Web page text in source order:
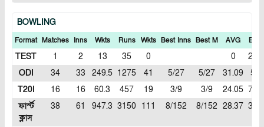
BOWLING
Format Matches Inns Wkts Runs Wkts Best Inns Best M AVG ECN
TEST 1 2 13 35 0 0
2.69
ODI
34 33 249.5 1275 41 5/27 5/27 31.09
5.1
T20I
16 16 60.3 457 19 3/9 3/9 24.05 7.55
ফার্স্ট
ক্লাস
38 61 947.3 3150 111 8/152 8/152 28.37 3.32